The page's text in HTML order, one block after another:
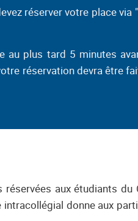
réserver votre place via "
au plus tard 5 minutes
réservation devra être
aux étudiants du
donne aux